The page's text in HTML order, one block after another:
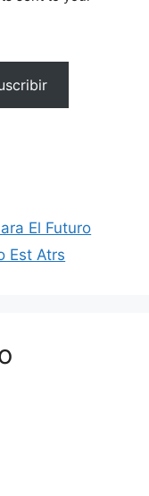
El Futuro
Est Atrs